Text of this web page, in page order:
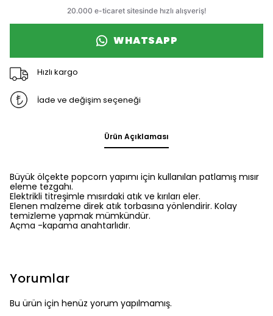
WHATSAPP
Hızlı kargo
İade ve değişim seçeneği
Ürün Açıklaması
Büyük ölçekte popcorn yapımı için kullanılan patlamış mısır
eleme tezgahı.
Elektrikli titreşimle mısırdaki atık ve kırıları eler.
Elenen malzeme direk atık torbasına yönlendirir. Kolay
temizleme yapmak mümkündür.
Açma -kapama anahtarlıdır.
Yorumlar
Bu ürün için henüz yorum yapılmamış.